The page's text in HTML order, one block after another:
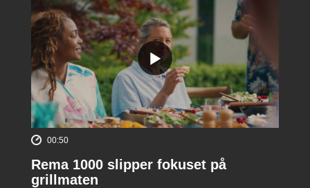
00:50
Rema 1000 slipper fokuset på
grillmaten